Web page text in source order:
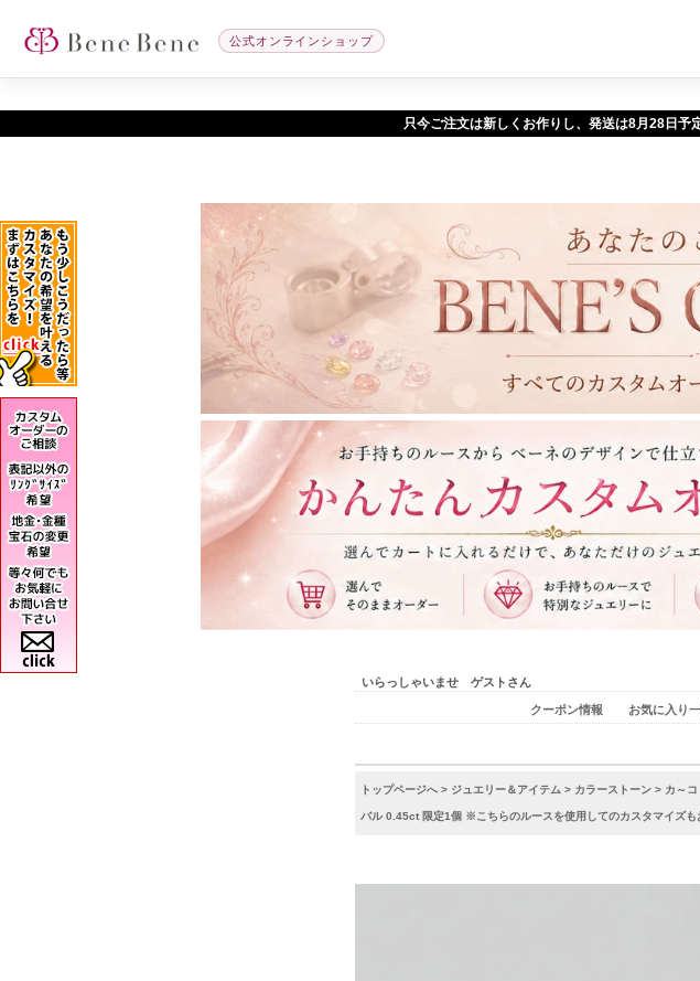
只今ご注文は新しくお作りし、発送は 予
公式オンラインショップ
いらっしゃいませ ゲストさん
クーポン情報 お気に入り
トップページへ > ジュエリー＆アイテム > カラーストーン > カ～
バル 0.45ct 限定1個 ※こちらのルースを使用してのカスタマイズも